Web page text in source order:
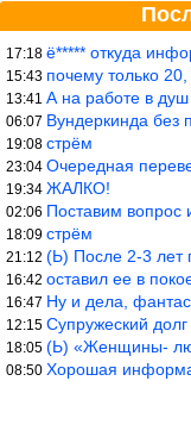
17:18 ё***** откуда
15:43 почему только 20,
13:41 А на работе в
06:07 Вундеркинда без
19:08 стрём
23:04 Очередная
19:34 ЖАЛКО!
02:06 Поставим вопрос
18:09 стрём
21:12 (Ь) После 2-3 лет
16:42 оставил ее в
16:47 Ну и дела,
12:15 Супружеский долг
18:05 (Ь) «Женщины-
08:50 Хорошая информация,